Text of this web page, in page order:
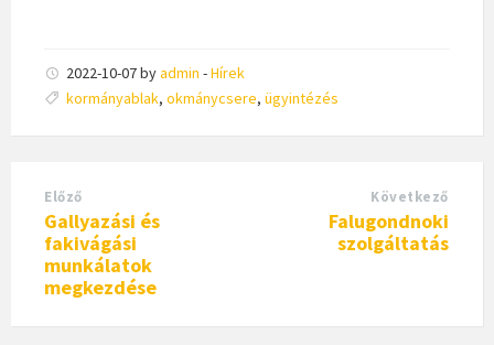
2022-10-07byadmin -Hírek
Címkék:
kormányablak, okmánycsere, ügyintézés
Előző
Gallyazási és
fakivágási
munkálatok
megkezdése
Következő
Falugondnoki
szolgáltatás